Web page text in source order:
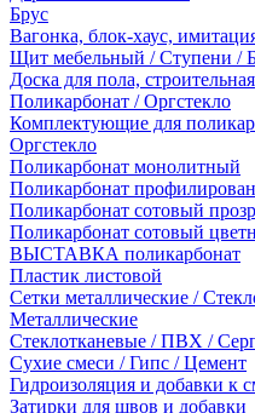
Брус
Вагонка, блок-хаус,
Щит мебельный / Ступени /
Доска для пола, строительная
Поликарбонат / Оргстекло
Комплектующие для
Оргстекло
Поликарбонат монолитный
Поликарбонат
Поликарбонат сотовый
Поликарбонат сотовый
ВЫСТАВКА поликарбонат
Пластик листовой
Сетки металлические /
Металлические
Стеклотканевые / ПВХ /
Сухие смеси / Гипс / Цемент
Гидроизоляция и добавки к
Затирки для швов и добавки